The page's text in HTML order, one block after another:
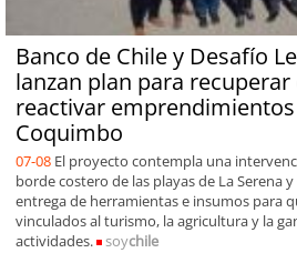
Banco de Chile y Desafío
lanzan plan para
reactivar emprendimientos
Coquimbo
07-08 El proyecto contempla una
borde costero de las playas de La Serena
entrega de herramientas e insumos para
vinculados al turismo, la agricultura y la
actividades.
soychile